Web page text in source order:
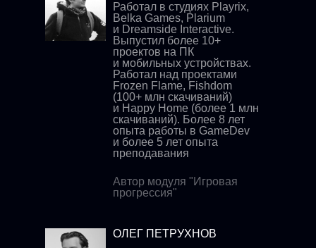
Автор модуля "Игровая
прогрессия"
Работал в студиях Playrix,
Belka Games, Plarium
и Dreamside Interactive.
Выпустил более 10+
проектов на ПК
и мобильных устройствах.
Работал над проектами
Frozen Flame, Fishdom
(100+ млн скачиваний)
и Happy Home (более 1 млн
скачиваний). Более 8 лет
опыта работы в GameDev
и более 5 лет опыта
преподавания
ОЛЕГ ПЕТРУХНОВ